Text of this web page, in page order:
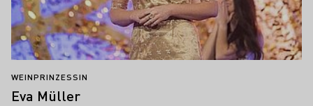
WEINPRINZESSIN
Eva Müller